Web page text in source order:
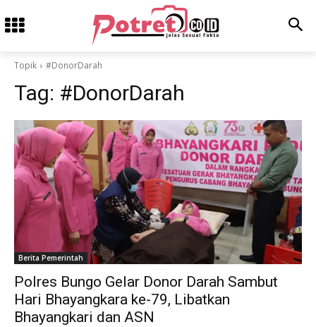
Topik #DonorDarah
Tag: #DonorDarah
Berita Pemerintah
Polres Bungo Gelar Donor Darah Sambut
Hari Bhayangkara ke-79, Libatkan
Bhayangkari dan ASN